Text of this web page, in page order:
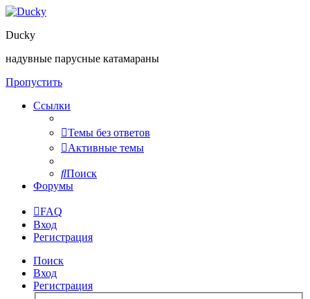
Ducky
надувные парусные катамараны
Пропустить
Ссылки
Темы без ответов
Активные темы
Поиск
Форумы
FAQ
Вход
Регистрация
Поиск
Вход
Регистрация